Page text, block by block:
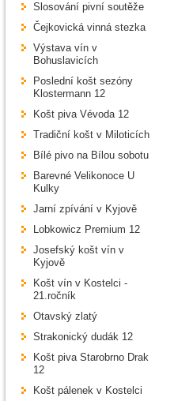
Slosování pivní soutěže
Čejkovická vinná stezka
Výstava vín v
Bohuslavicích
Poslední košt sezóny
Klostermann 12
Košt piva Vévoda 12
Tradiční košt v Miloticích
Bílé pivo na Bílou sobotu
Barevné Velikonoce U
Kulky
Jarní zpívání v Kyjově
Lobkowicz Premium 12
Josefský košt vín v
Kyjově
Košt vín v Kostelci -
21.ročník
Otavský zlatý
Strakonický dudák 12
Košt piva Starobrno Drak
12
Košt pálenek v Kostelci